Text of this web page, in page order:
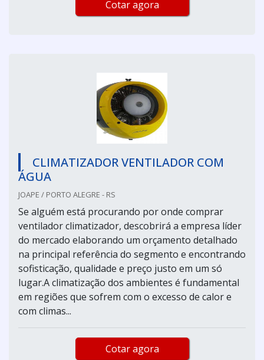
Cotar agora
CLIMATIZADOR VENTILADOR COM
ÁGUA
JOAPE / PORTO ALEGRE - RS
Se alguém está procurando por onde comprar
ventilador climatizador, descobrirá a empresa líder
do mercado elaborando um orçamento detalhado
na principal referência do segmento e encontrando
sofisticação, qualidade e preço justo em um só
lugar.A climatização dos ambientes é fundamental
em regiões que sofrem com o excesso de calor e
com climas...
Cotar agora